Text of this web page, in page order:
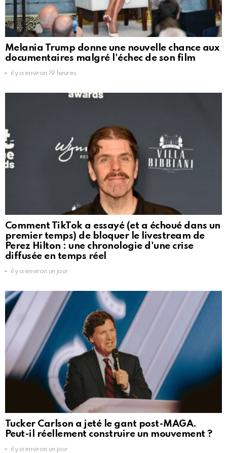
Melania Trump donne une nouvelle chance aux
documentaires malgré l'échec de son film
il y a environ 19 heures
Comment TikTok a essayé (et a échoué dans un
premier temps) de bloquer le livestream de
Perez Hilton : une chronologie d'une crise
diffusée en temps réel
il y a environ un jour
Tucker Carlson a jeté le gant post-MAGA.
Peut-il réellement construire un mouvement ?
il y a environ un jour